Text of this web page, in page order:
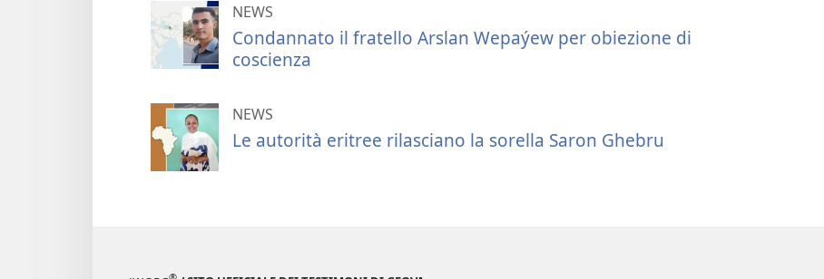
NEWS
Condannato il fratello Arslan Wepaýew per obiezione di
coscienza
NEWS
Le autorità eritree rilasciano la sorella Saron Ghebru